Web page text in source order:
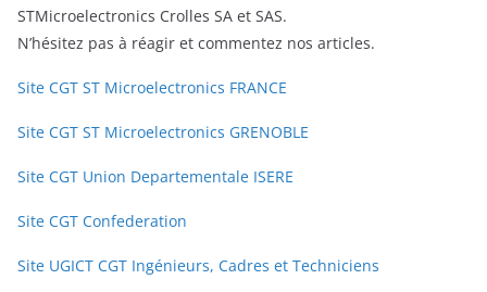
STMicroelectronics Crolles SA et SAS.
N’hésitez pas à réagir et commentez nos articles.
Site CGT ST Microelectronics FRANCE
Site CGT ST Microelectronics GRENOBLE
Site CGT Union Departementale ISERE
Site CGT Confederation
Site UGICT CGT Ingénieurs, Cadres et Techniciens